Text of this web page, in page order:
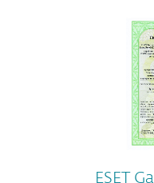
ESET